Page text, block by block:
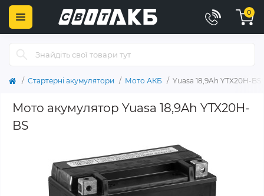
0
Стартерні акумулятори Мото АКБ Yuasa 18,9Ah YTX20H-BS
Мото акумулятор Yuasa 18,9Ah YTX20H-
BS